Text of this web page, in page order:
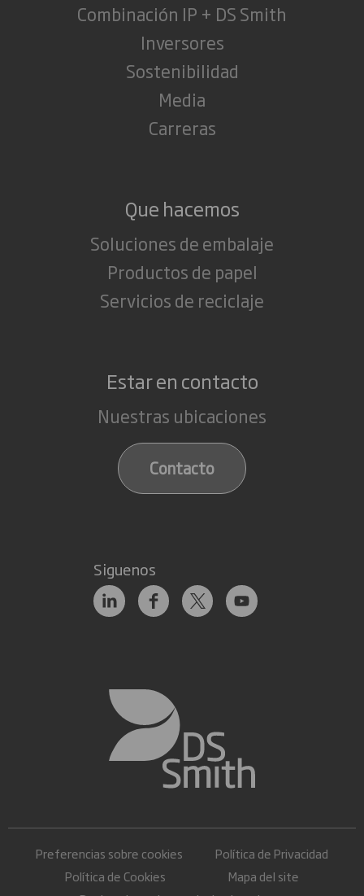
Combinación IP + DS Smith
Inversores
Sostenibilidad
Media
Carreras
Que hacemos
Soluciones de embalaje
Productos de papel
Servicios de reciclaje
Estar en contacto
Nuestras ubicaciones
Contacto
Siguenos
Preferencias sobre cookies
Política de Privacidad
Política de Cookies
Mapa del site